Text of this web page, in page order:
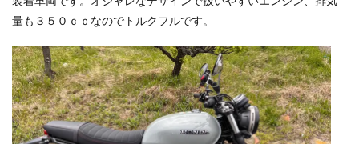
量も３５０ｃｃなのでトルクフルです。